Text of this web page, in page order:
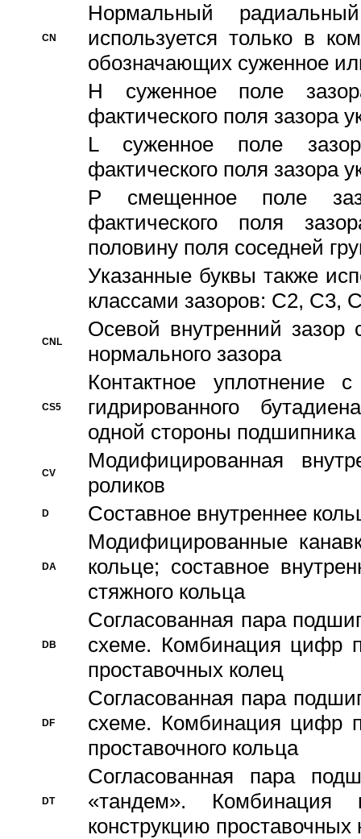
CN
Hормальный
используется только в
обозначающих суженное
H суженное поле
фактического поля зазора
L суженное поле
фактического поля зазора
P смещенное поле
фактического поля
половину поля соседней
Указанные буквы также
классами зазоров: С2,
CNL
Осевой внутренний зазор
нормального зазора
CS5
Контактное уплотнение
гидрированного
одной стороны подшипника
CV
Модифицированная
роликов
D Составное внутреннее
DA
Модифицированные
кольце; составное
стяжного кольца
DB
Согласованная пара
схеме. Комбинация цифр
проставочных колец
DF
Согласованная пара
схеме. Комбинация цифр
проставочного кольца
DT
Согласованная пара
«тандем».
конструкцию проставочных